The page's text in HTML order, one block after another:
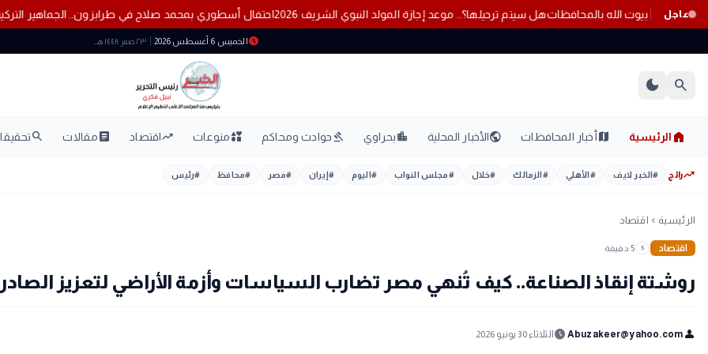
عاجل هل سيتم ترحيلها؟.. موعد إجازة المولد النبوي الشريف 2026 احتفال أسطوري بمحمد صلاح في
scheduleالخميس 6 أغسطس 2026 ٢٣ صفر ١٤٤٨ هـ
search
dark_mode
home الرئيسية mapأخبار المحافظات publicالأخبار المحلية location_cityبحراوي gavelحوادث ومحاكم interestsمنوعات trending_upاقتصاد articleمقالات search
trending_upرائج #الخبر لايف #الأهلي #الزمالك #خلال #مجلس النواب #اليوم #إيران #مصر #محافظ #رئيس
الرئيسية chevron_left اقتصاد
اقتصاد 5 5 دقيقة
روشتة إنقاذ الصناعة.. كيف تُنهي مصر تضارب السياسات وأزمة الأراضي لتعزيز
person
Abuzakeer@yahoo.com
schedule الثلاثاء 30 يونيو 2026